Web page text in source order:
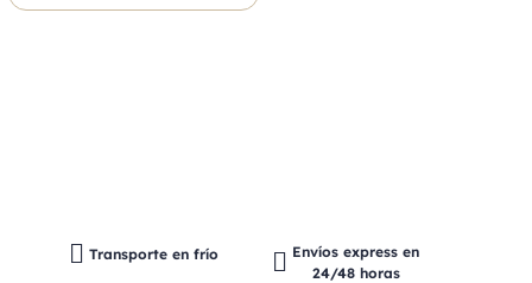
Transporte en frío
Envíos express en
24/48 horas